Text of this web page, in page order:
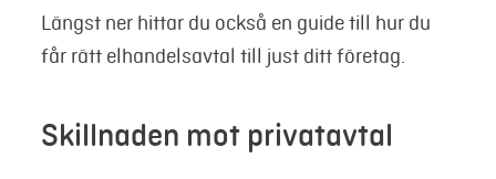
Längst ner hittar du också en guide till hur du
får rätt elhandelsavtal till just ditt företag.
Skillnaden mot privatavtal